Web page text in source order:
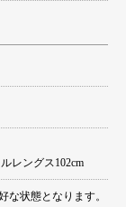
レングス102cm
な状態となります。